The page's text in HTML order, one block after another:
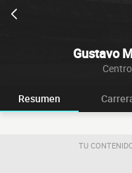
Gustavo
Resumen
TU